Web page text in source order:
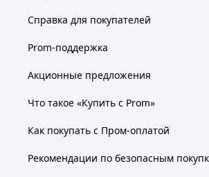
Справка для покупателей
Prom-поддержка
Акционные предложения
Что такое «Купить с Prom»
Как покупать с Пром-оплатой
Рекомендации по безопасным